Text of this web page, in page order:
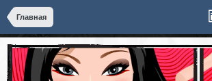
Главная